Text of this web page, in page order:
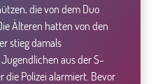
die von dem Duo
Älteren hatten von den
stieg damals
aus der S-
die Polizei alarmiert. Bevor